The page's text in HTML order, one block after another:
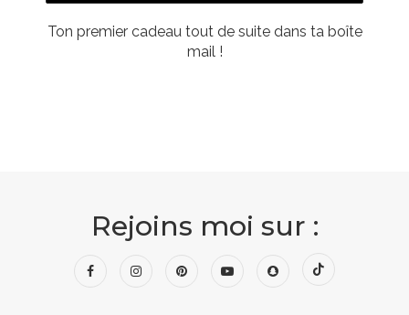
Ton premier cadeau tout de suite dans ta boîte
mail !
Rejoins moi sur :